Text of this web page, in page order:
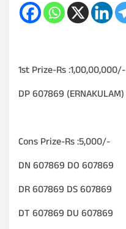
1st Prize-Rs :1,00,00,000/-
DP 607869 (ERNAKULAM)
Cons Prize-Rs :5,000/-
DN 607869 DO 607869
DR 607869 DS 607869
DT 607869 DU 607869